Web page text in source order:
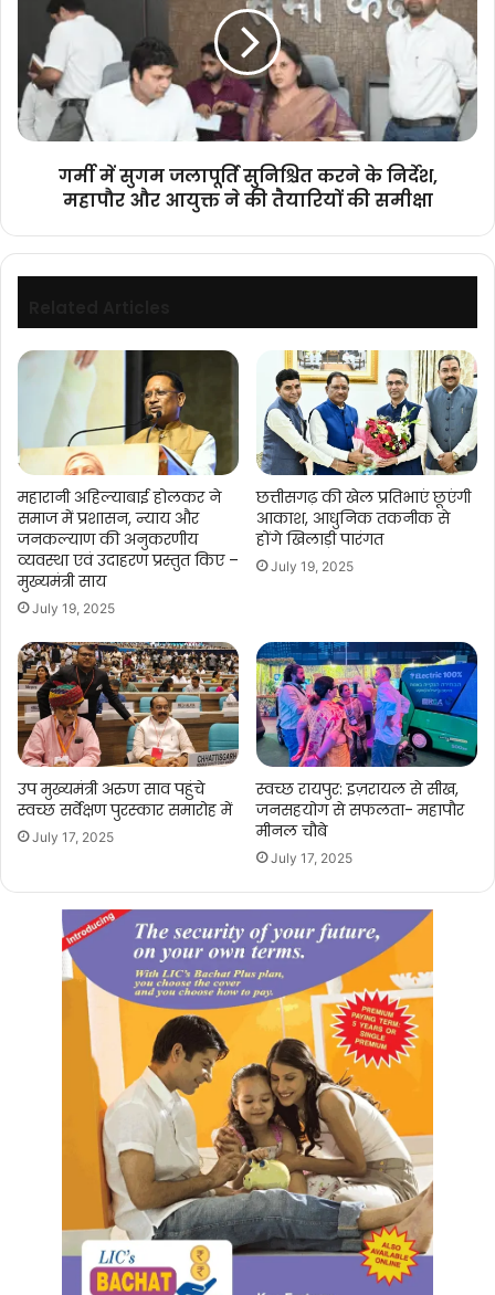
जलापूर्ति
सुनिश्चित
करने
के
निर्देश,
महापौर
की
तैयारियों
की
गर्मी में सुगम जलापूर्ति सुनिश्चित करने के निर्देश,
महापौर और आयुक्त ने की तैयारियों की समीक्षा
महारानी अहिल्याबाई होलकर ने
समाज में प्रशासन, न्याय और
जनकल्याण की अनुकरणीय
व्यवस्था एवं उदाहरण प्रस्तुत किए –
मुख्यमंत्री साय
July 19, 2025
छत्तीसगढ़ की खेल प्रतिभाएं छूएंगी
आकाश, आधुनिक तकनीक से
होंगे खिलाड़ी पारंगत
July 19, 2025
उप मुख्यमंत्री अरुण साव पहुंचे
स्वच्छ सर्वेक्षण पुरस्कार समारोह में
July 17, 2025
स्वच्छ रायपुर: इज़रायल से सीख,
जनसहयोग से सफलता- महापौर
मीनल चौबे
July 17, 2025